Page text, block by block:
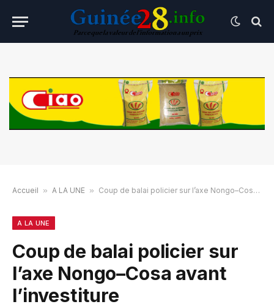
Accueil » A LA UNE » Coup de balai policier sur l’axe Nongo–Cosa avant l’investiture
A LA UNE
Coup de balai policier sur
l’axe Nongo–Cosa avant
l’investiture